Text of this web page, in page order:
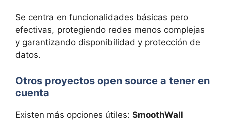
Se centra en funcionalidades básicas pero
efectivas, protegiendo redes menos complejas
y garantizando disponibilidad y protección de
datos.
Otros proyectos open source a tener en
cuenta
Existen más opciones útiles: SmoothWall